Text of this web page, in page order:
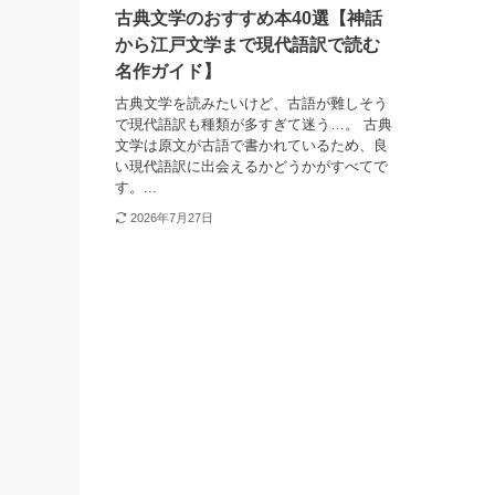
古典文学のおすすめ本40選【神話
から江戸文学まで現代語訳で読む
名作ガイド】
古典文学を読みたいけど、古語が難しそう
で現代語訳も種類が多すぎて迷う…。 古典
文学は原文が古語で書かれているため、良
い現代語訳に出会えるかどうかがすべてで
す。...
2026年7月27日